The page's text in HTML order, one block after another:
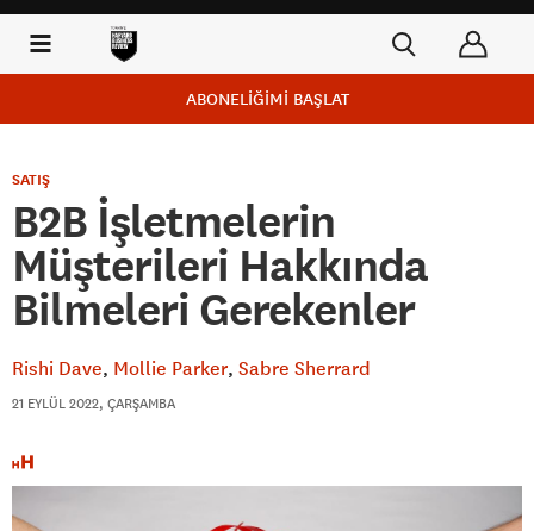
ABONELİĞİMİ BAŞLAT
SATIŞ
B2B İşletmelerin
Müşterileri Hakkında
Bilmeleri Gerekenler
Rishi Dave Mollie Parker Sabre Sherrard
21 EYLÜL 2022, ÇARŞAMBA